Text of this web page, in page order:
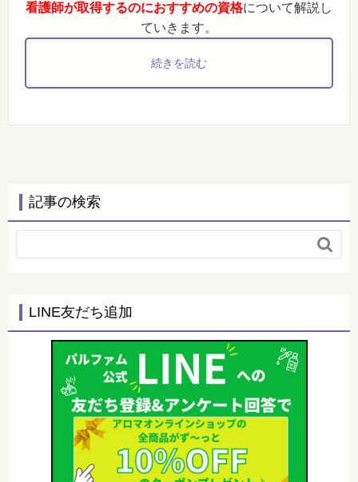
看護師が取得するのにおすすめの資格について解説し
ていきます。
続きを読む
記事の検索

LINE友だち追加